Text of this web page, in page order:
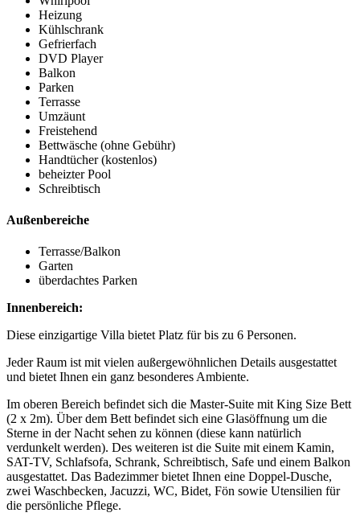
Heizung
Kühlschrank
Gefrierfach
DVD Player
Balkon
Parken
Terrasse
Umzäunt
Freistehend
Bettwäsche (ohne Gebühr)
Handtücher (kostenlos)
beheizter Pool
Schreibtisch
Außenbereiche
Terrasse/Balkon
Garten
überdachtes Parken
Innenbereich:
Diese einzigartige Villa bietet Platz für bis zu 6 Personen.
Jeder Raum ist mit vielen außergewöhnlichen Details ausgestattet
und bietet Ihnen ein ganz besonderes Ambiente.
Im oberen Bereich befindet sich die Master-Suite mit King Size Bett
(2 x 2m). Über dem Bett befindet sich eine Glasöffnung um die
Sterne in der Nacht sehen zu können (diese kann natürlich
verdunkelt werden). Des weiteren ist die Suite mit einem Kamin,
SAT-TV, Schlafsofa, Schrank, Schreibtisch, Safe und einem Balkon
ausgestattet. Das Badezimmer bietet Ihnen eine Doppel-Dusche,
zwei Waschbecken, Jacuzzi, WC, Bidet, Fön sowie Utensilien für
die persönliche Pflege.